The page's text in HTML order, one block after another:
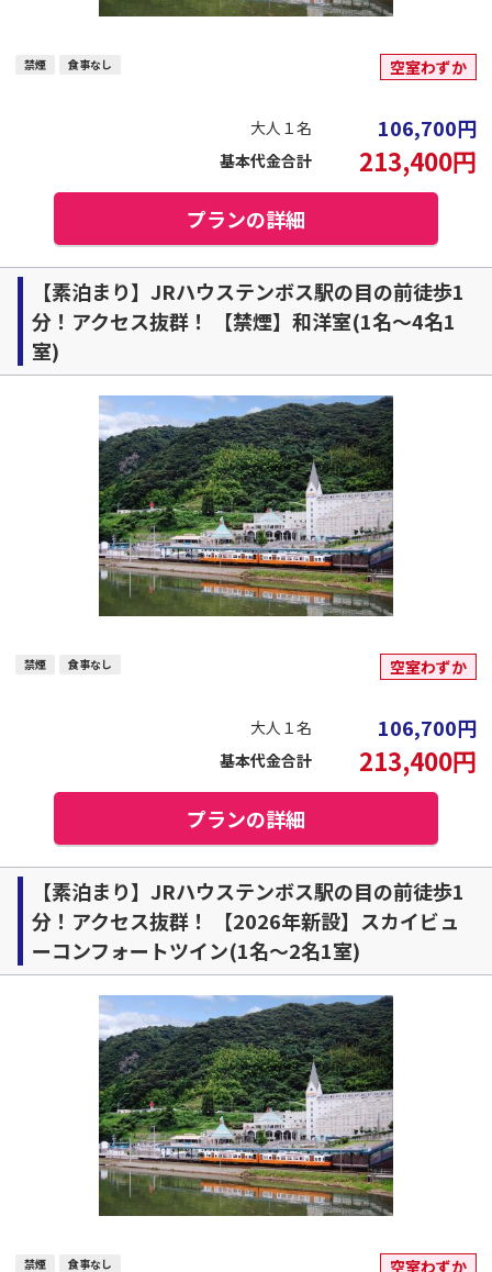
禁煙 食事なし 空室わずか
大人１名 106,700円
基本代金合計 213,400円
プランの詳細
【素泊まり】JRハウステンボス駅の目の前徒歩1
分！アクセス抜群！ 【禁煙】和洋室(1名～4名1
室)
禁煙 食事なし 空室わずか
大人１名 106,700円
基本代金合計 213,400円
プランの詳細
【素泊まり】JRハウステンボス駅の目の前徒歩1
分！アクセス抜群！ 【2026年新設】スカイビュ
ーコンフォートツイン(1名～2名1室)
禁煙 食事なし 空室わずか